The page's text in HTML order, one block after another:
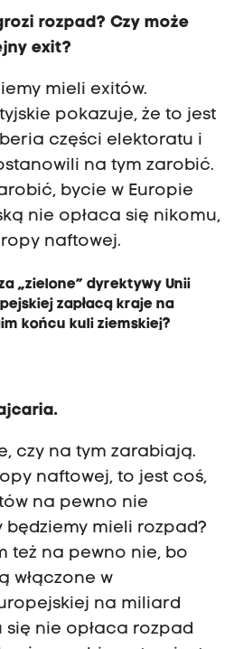
rozpad? Czy może
exit?
mieli exitów.
pokazuje, że to jest
części elektoratu i
na tym zarobić.
bycie w Europie
nie opłaca się nikomu,
naftowej.
„zielone” dyrektywy Unii
zapłacą kraje na
końcu kuli ziemskiej?
czy na tym zarabiają.
naftowej, to jest coś,
na pewno nie
będziemy mieli rozpad?
też na pewno nie, bo
włączone w
na miliard
nie opłaca rozpad